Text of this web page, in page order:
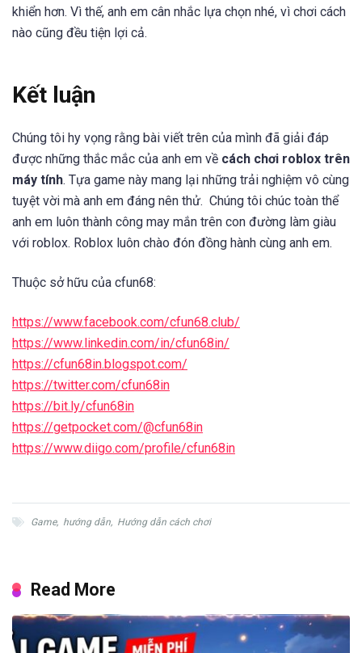
khiển hơn. Vì thế, anh em cân nhắc lựa chọn nhé, vì chơi cách
nào cũng đều tiện lợi cả.
Kết luận
Chúng tôi hy vọng rằng bài viết trên của mình đã giải đáp
được những thắc mắc của anh em về cách chơi roblox trên
máy tính. Tựa game này mang lại những trải nghiệm vô cùng
tuyệt vời mà anh em đáng nên thử. Chúng tôi chúc toàn thể
anh em luôn thành công may mắn trên con đường làm giàu
với roblox. Roblox luôn chào đón đồng hành cùng anh em.
Thuộc sở hữu của cfun68:
https://www.facebook.com/cfun68.club/
https://www.linkedin.com/in/cfun68in/
https://cfun68in.blogspot.com/
https://twitter.com/cfun68in
https://bit.ly/cfun68in
https://getpocket.com/@cfun68in
https://www.diigo.com/profile/cfun68in
Game, hướng dẫn, Hướng dẫn cách chơi
Read More